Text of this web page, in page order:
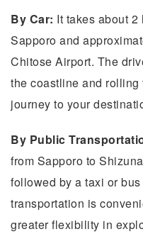
By Car: It takes about
Sapporo and
Chitose Airport. The
the coastline and
journey to your
By Public
from Sapporo to
followed by a taxi or
transportation is
greater flexibility in